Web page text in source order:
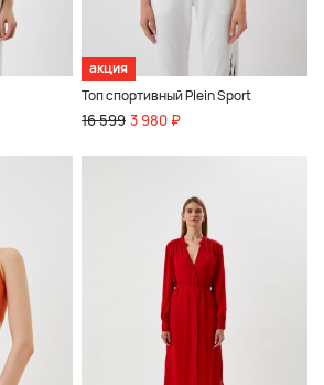
акция
Топ спортивный Plein Sport
16 599 3 980 ₽